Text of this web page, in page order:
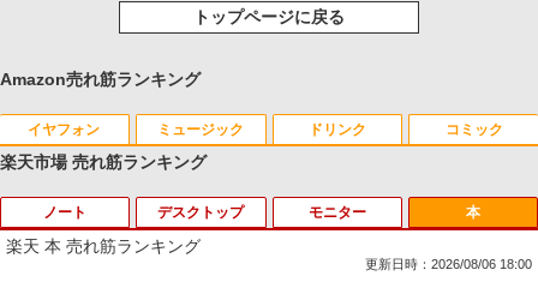
トップページに戻る
Amazon売れ筋ランキング
イヤフォン
Anker Soundcore P40i オフホワイト
￥5,990
ミュージック
BRUCE WAYNE feat. Flo Milli, ATL Jacob
[Explicit]
ドリンク
【Amazon.co.jp限定】 い・ろ・は・す 2L P
ET ラベルレス ×8本
コミック
薬屋のひとりごと 17巻 (デジタル版ビッグガ
ンガンコミックス)
楽天市場 売れ筋ランキング
ノート デスクトップ モニター 本
楽天 本 売れ筋ランキング
更新日時：2026/08/06 18:00